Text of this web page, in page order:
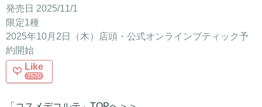
発売日 2025/11/1
限定1種
2025年10月2日（木）店頭・公式オンラインブティック予
約開始
Like
7570